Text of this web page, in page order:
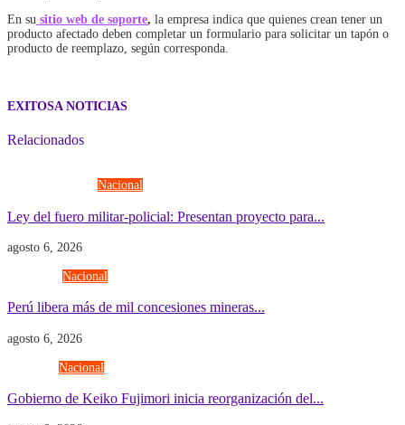
En su sitio web de soporte, la empresa indica que quienes crean tener un
producto afectado deben completar un formulario para solicitar un tapón o
producto de reemplazo, según corresponda.
EXITOSA NOTICIAS
Relacionados
Nacional
Ley del fuero militar-policial: Presentan proyecto para...
agosto 6, 2026
Nacional
Perú libera más de mil concesiones mineras...
agosto 6, 2026
Nacional
Gobierno de Keiko Fujimori inicia reorganización del...